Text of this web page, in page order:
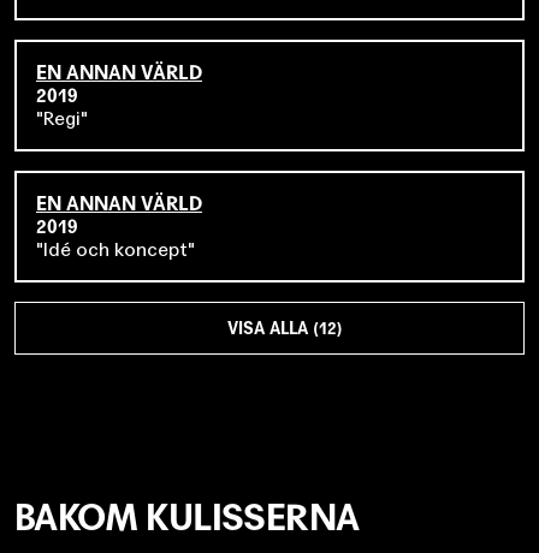
EN ANNAN VÄRLD
2019
Regi
EN ANNAN VÄRLD
2019
Idé och koncept
VISA ALLA (12)
BAKOM KULISSERNA